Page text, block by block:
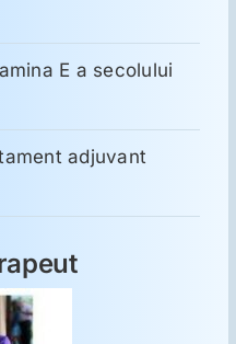
E a secolului
adjuvant